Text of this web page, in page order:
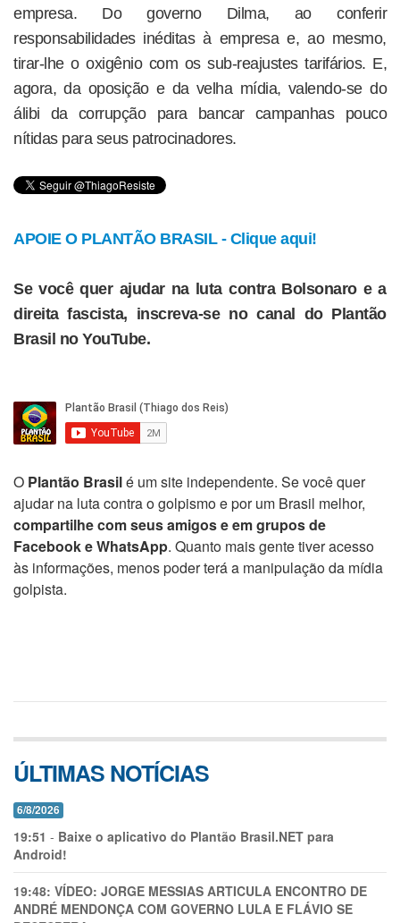
empresa. Do governo Dilma, ao conferir
responsabilidades inéditas à empresa e, ao mesmo,
tirar-lhe o oxigênio com os sub-reajustes tarifários. E,
agora, da oposição e da velha mídia, valendo-se do
álibi da corrupção para bancar campanhas pouco
nítidas para seus patrocinadores.
APOIE O PLANTÃO BRASIL - Clique aqui!
Se você quer ajudar na luta contra Bolsonaro e a
direita fascista, inscreva-se no canal do Plantão
Brasil no YouTube.
O Plantão Brasilé um site independente. Se você quer
ajudar na luta contra o golpismo e por um Brasil melhor,
compartilhe com seus amigos e em grupos de
Facebook e WhatsApp. Quanto mais gente tiver acesso
às informações, menos poder terá a manipulação da mídia
golpista.
ÚLTIMAS NOTÍCIAS
6/8/2026
19:51 - Baixe o aplicativo do Plantão Brasil.NET para
Android!
19:48: VÍDEO: JORGE MESSIAS ARTICULA ENCONTRO DE
ANDRÉ MENDONÇA COM GOVERNO LULA E FLÁVIO SE